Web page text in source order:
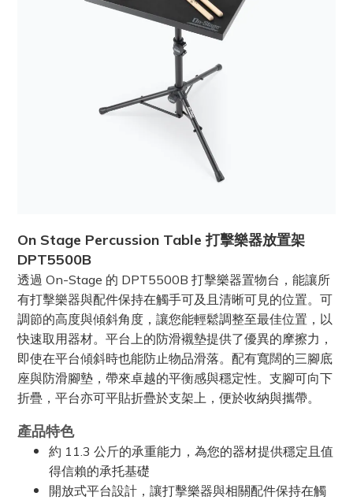
On Stage Percussion Table 打擊樂器放置架
DPT5500B
透過 On-Stage 的 DPT5500B 打擊樂器置物台，能讓所
有打擊樂器與配件保持在觸手可及且清晰可見的位置。可
調節的高度與傾斜角度，讓您能輕鬆調整至最佳位置，以
快速取用器材。平台上的防滑襯墊提供了優異的摩擦力，
即使在平台傾斜時也能防止物品滑落。配有寬闊的三腳底
座與防滑腳墊，帶來卓越的平衡感與穩定性。支腳可向下
折疊，平台亦可平貼折疊於支架上，便於收納與攜帶。
產品特色
約 11.3 公斤的承重能力，為您的器材提供穩定且值
得信賴的承托基礎
開放式平台設計，讓打擊樂器與相關配件保持在觸